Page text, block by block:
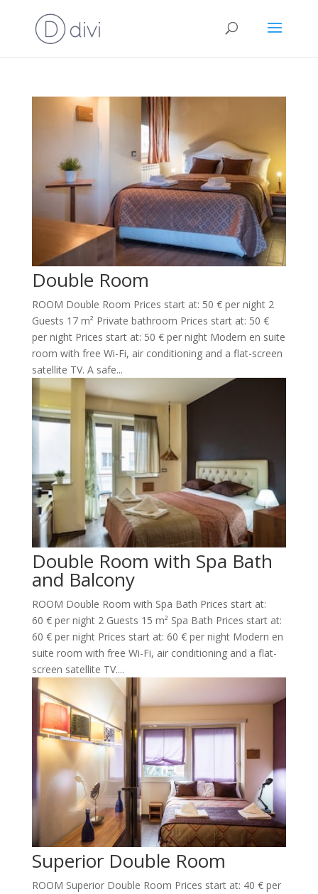
Double Room
ROOM Double Room Prices start at: 50 € per night 2
Guests 17 m² Private bathroom Prices start at: 50 €
per night Prices start at: 50 € per night Modern en suite
room with free Wi-Fi, air conditioning and a flat-screen
satellite TV. A safe...
Double Room with Spa Bath
and Balcony
ROOM Double Room with Spa Bath Prices start at:
60 € per night 2 Guests 15 m² Spa Bath Prices start at:
60 € per night Prices start at: 60 € per night Modern en
suite room with free Wi-Fi, air conditioning and a flat-
screen satellite TV....
Superior Double Room
ROOM Superior Double Room Prices start at: 40 € per